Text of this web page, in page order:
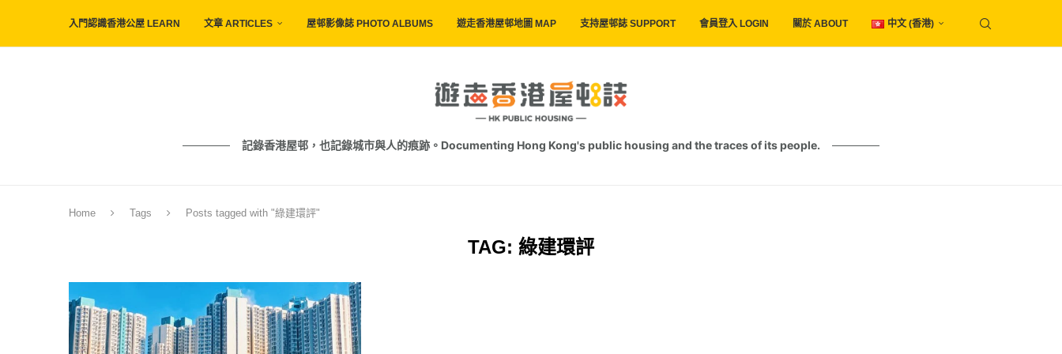
入門認識香港公屋 LEARN 文章 ARTICLES 屋邨影像誌 PHOTO ALBUMS 遊走香港屋邨地圖 MAP 支持屋邨誌 SUPPORT 會員登入 LOGIN 關於 ABOUT 中文 (香港)
記錄香港屋邨，也記錄城市與人的痕跡。Documenting Hong Kong's public housing and the traces of its people.
Home Tags Posts tagged with "綠建環評"
TAG: 綠建環評